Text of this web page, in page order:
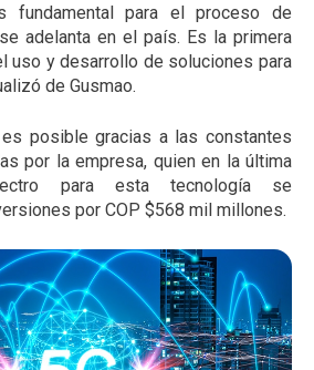
fundamental para el proceso de
adelanta en el país. Es la primera
uso y desarrollo de soluciones para
de Gusmao.
posible gracias a las constantes
por la empresa, quien en la última
para esta tecnología se
por COP $568 mil millones.